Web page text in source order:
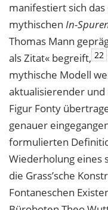
manifestiert sich das
mythischen In-
Thomas Mann
als Zitat« begreift, 22
mythische Modell
aktualisierender
Figur Fonty
genauer
formulierten
Wiederholung eines
die Grass’sche
Fontaneschen